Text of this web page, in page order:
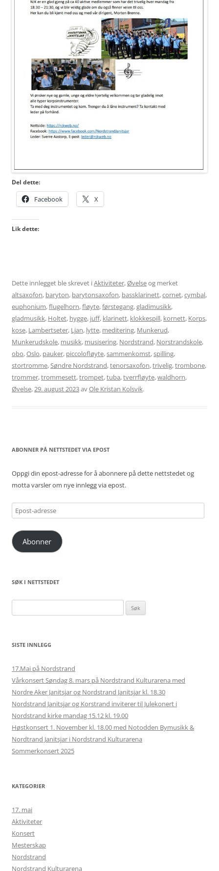
Del dette:
Facebook X
Lik dette:
Dette innlegget ble skrevet iAktiviteter,Øvelseog merket
altsaxofon, baryton, barytonsaxofon, bassklarinett,cornet,cymbal,
euphonium,flugelhorn,fløyte,førstegang,gladimusikk,
gladmusikk, Holtet, hygge, juff, klarinett, klokkespill, kornett, Korps,
kose, Lambertseter, Ljan, lytte, meditering, Munkerud,
Munkerudskole, musikk, musisering, Nordstrand, Norstrandskole,
obo,Oslo, pauker, piccolofløyte,sammenkomst,spilling,
stortromme,Søndre Nordstrand,tenorsaxofon,trivelig,trombone,
trommer,trommesett,trompet,tuba,tverrfløyte,waldhorn,
Øvelse,29. august 2023avOle Kristan Kolsvik.
ABONNER PÅ NETTSTEDET VIA EPOST
Oppgi din epost-adresse for å abonnere på dette nettstedet og
motta varsler om nye innlegg via epost.
Epost-
adresse
Abonner
SØK I NETTSTEDET
etter:
SISTE INNLEGG
17.Mai på Nordstrand
Vårkonsert Søndag 8. mars på Nordstrand Kulturarena med
Nordre Aker Janitsjar og Nordstrand Janitsjar kl. 18.30
Nordstrand Janitsjar og Korstrand inviterer til Julekonert i
Nordstrand kirke mandag 15.12 kl. 19.00
Høstkonsert 1. November kl. 18.00 med Notodden Bymusikk &
Nordtrand Janitsjar i Nordstrand Kulturarena
Sommerkonsert 2025
KATEGORIER
17. mai
Aktiviteter
Konsert
Mesterskap
Nordstrand
Nordstrand Kulturarena